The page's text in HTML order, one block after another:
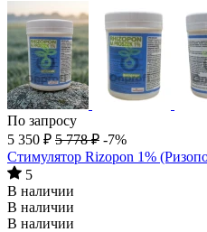
По запросу
5 350 ₽ 5 778 ₽ -7%
Стимулятор Rizopon 1%
5
В наличии
В наличии
В наличии